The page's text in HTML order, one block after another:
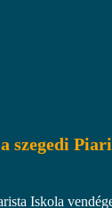
szegedi
Iskola